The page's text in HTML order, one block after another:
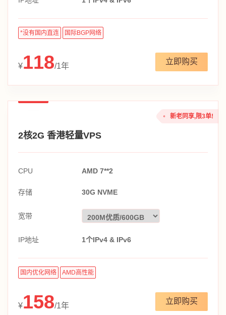
*没有国内直连 国际BGP网络
¥118/1年
立即购买
新老同享,限3单!
2核2G 香港轻量VPS
CPU AMD 7**2
存储 30G NVME
宽带
IP地址 1个IPv4 & IPv6
国内优化网络 AMD高性能
¥158/1年
立即购买